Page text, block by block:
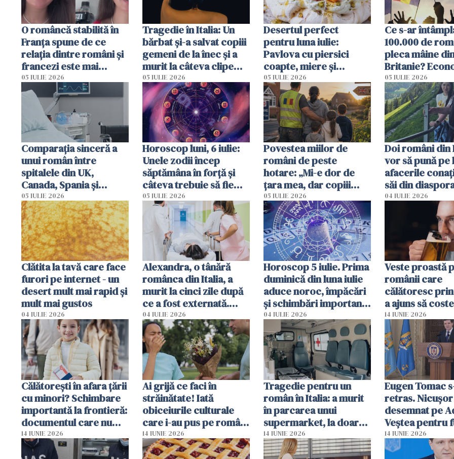
O româncă stabilită în
Franța spune de ce
relația dintre români și
francezi este mai
complicată decât pare
05 IULIE 2026
Tragedie în Italia: Un
bărbat și-a salvat copiii
gemeni de la înec și a
murit la câteva clipe
după ce i-a adus la mal
05 IULIE 2026
Desertul perfect
pentru luna iulie:
Pavlova cu piersici
coapte, miere și
lavandă
05 IULIE 2026
Ce s-ar
100.000 de
pleca mâine
Britanie?
resimți imediat
05 IULIE 2026
Comparația sinceră a
unui român între
spitalele din UK,
Canada, Spania și
România
05 IULIE 2026
Horoscop luni, 6 iulie:
Unele zodii încep
săptămâna în forță și
câteva trebuie să fie
prudente
05 IULIE 2026
Povestea miilor de
români de peste
hotare: „Mi-e dor de
țara mea, dar copiii
spun că Anglia e casa
noastră”
05 IULIE 2026
Doi români din
vor să pună pe
afacerile
săi din
ajută mai exact
04 IULIE 2026
Clătita la tavă care face
furori pe internet - un
desert mult mai rapid și
mult mai gustos
04 IULIE 2026
Alexandra, o tânără
românca din Italia, a
murit la cinci zile după
ce a fost externată.
Anchetă pentru omor
din culpă
04 IULIE 2026
Horoscop 5 iulie. Prima
duminică din luna iulie
aduce noroc, împăcări
și schimbări importante
pentru câteva zodii
04 IULIE 2026
Veste proastă
românii care
călătoresc
a ajuns să
de bere
14 IUNIE 2026
Călătorești în afara țării
cu minori? Schimbare
importantă la frontieră:
documentul care nu
mai trebuie prezentat
fizic
14 IUNIE 2026
Ai grijă ce faci în
străinătate! Iată
obiceiurile culturale
care i-au pus pe români
în situații neașteptate
14 IUNIE 2026
Tragedie pentru un
român în Italia: a murit
în parcarea unui
supermarket, la doar
50 de ani
14 IUNIE 2026
Eugen Tomac
retras. Nicușor
desemnat pe
Veștea pentru
de premier
14 IUNIE 2026